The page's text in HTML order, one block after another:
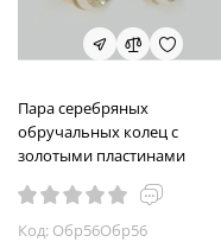
Пара серебряных
обручальных колец с
золотыми пластинами
Код: Обр56Обр56